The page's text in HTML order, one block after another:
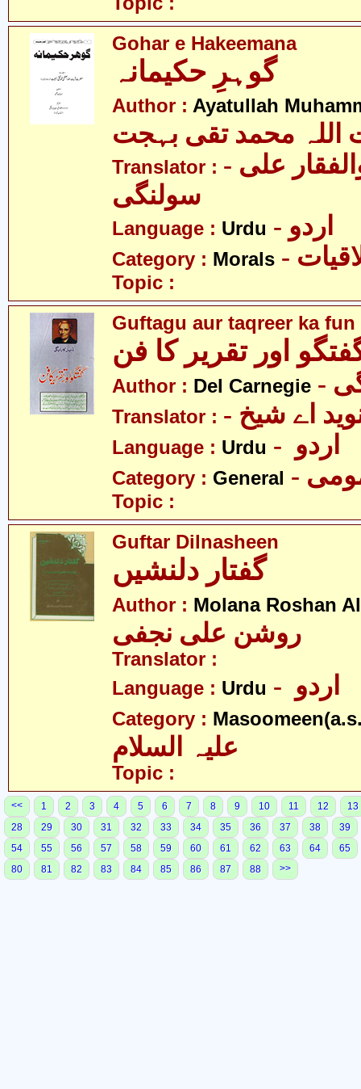
Gohar e Hakeemana
گوہرِ حکیمانہ
Author : Ayatullah
اللہ محمد تقی بہجت
Translator : - مولانا ذوالفقار علی
سولنگی
Language : Urdu - اردو
Category : Morals
Topic :
Guftagu aur taqreer ka fun
اور تقریر کا فن
Author : Del Carnegie
Translator : نوید اے شیخ
Language : Urdu
Category : General
Topic :
Guftar Dilnasheen
گفتار دلنشیں
Author : Molana Roshan
روشن علی نجفی
Translator :
Language : Urdu
Category :
Topic :
<< 1 2 3 4 5 6 7 8 9 10 11 12
13
28
29 30 31 32 33 34 35 36 37 38
39
54
55 56 57 58 59 60 61 62 63 64
65
80
81 82 83 84 85 86 87 88 >>